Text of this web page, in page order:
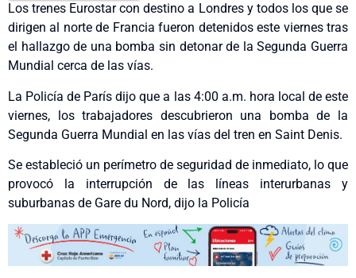
Los trenes Eurostar con destino a Londres y todos los que se
dirigen al norte de Francia fueron detenidos este viernes tras
el hallazgo de una bomba sin detonar de la Segunda Guerra
Mundial cerca de las vías.
La Policía de París dijo que a las 4:00 a.m. hora local de este
viernes, los trabajadores descubrieron una bomba de la
Segunda Guerra Mundial en las vías del tren en Saint Denis.
Se estableció un perímetro de seguridad de inmediato, lo que
provocó la interrupción de las líneas interurbanas y
suburbanas de Gare du Nord, dijo la Policía